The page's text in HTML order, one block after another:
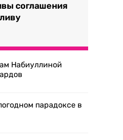
соглашения
Набиуллиной
парадоксе в